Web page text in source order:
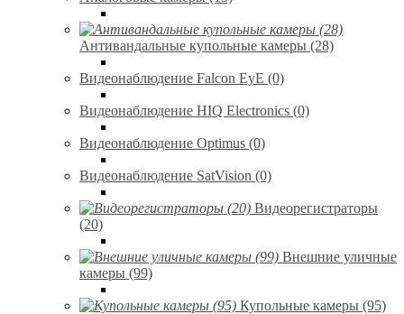
Антивандальные купольные камеры (28)
Видеонаблюдение Falcon EyE (0)
Видеонаблюдение HIQ Electronics (0)
Видеонаблюдение Optimus (0)
Видеонаблюдение SatVision (0)
Видеорегистраторы
(20)
Внешние уличные
камеры (99)
Купольные камеры (95)